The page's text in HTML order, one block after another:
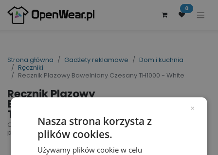
0
Strona główna Gadżety reklamowe
Dom i kuchnia
Ręczniki
Recznik Plazowy Bawelniany Czesany TH1000 - White
Recznik Plazowy
Bawelniany Czesany
TH1000 - White
Classic Beach Towel | nr art.: TH1000 | nr art.
producenta: T1-100
×
Nasza strona korzysta z
plików cookies.
Używamy plików cookie w celu